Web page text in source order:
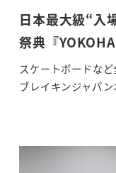
日本最大級“入
祭典『
スケートボードな
ブレイキンジャパ